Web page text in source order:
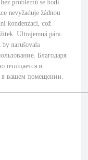
problémů se hodí
nevyžaduje žádnou
kondenzaci, což
Ultrajemná pára
narušovala
Благодаря
очищается и
в вашем помещении.